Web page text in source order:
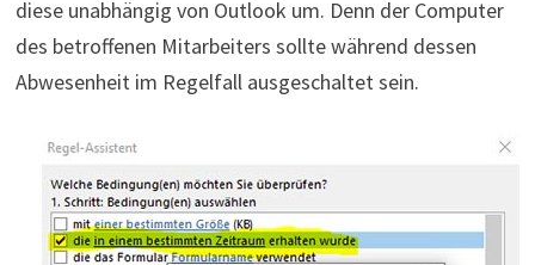
diese unabhängig von Outlook um. Denn der Computer
des betroffenen Mitarbeiters sollte während dessen
Abwesenheit im Regelfall ausgeschaltet sein.